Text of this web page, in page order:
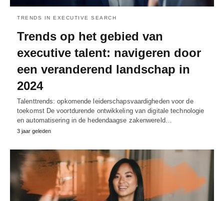
TRENDS IN EXECUTIVE SEARCH
Trends op het gebied van
executive talent: navigeren door
een veranderend landschap in
2024
Talenttrends: opkomende leiderschapsvaardigheden voor de
toekomst De voortdurende ontwikkeling van digitale technologie
en automatisering in de hedendaagse zakenwereld…
3 jaar geleden